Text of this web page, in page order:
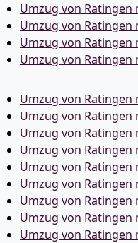
Umzug von Ratingen
Umzug von Ratingen
Umzug von Ratingen
Umzug von
Umzug von Ratingen
Umzug von Ratingen
Umzug von Ratingen
Umzug von Ratingen
Umzug von Ratingen
Umzug von Ratingen
Umzug von Ratingen
Umzug von Ratingen
Umzug von Ratingen